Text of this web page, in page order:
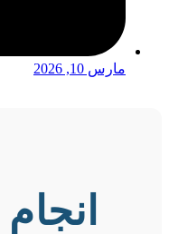
مارس 10, 2026